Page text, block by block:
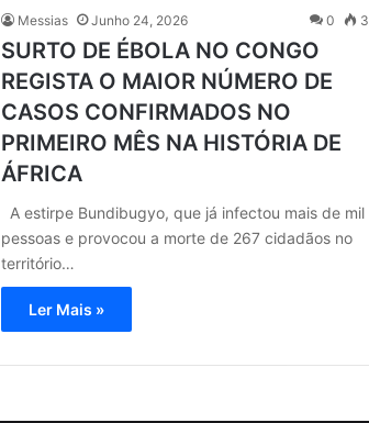
Messias Junho 24, 2026 0 3
SURTO DE ÉBOLA NO CONGO
REGISTA O MAIOR NÚMERO DE
CASOS CONFIRMADOS NO
PRIMEIRO MÊS NA HISTÓRIA DE
ÁFRICA
A estirpe Bundibugyo, que já infectou mais de mil
pessoas e provocou a morte de 267 cidadãos no
território…
Ler Mais »